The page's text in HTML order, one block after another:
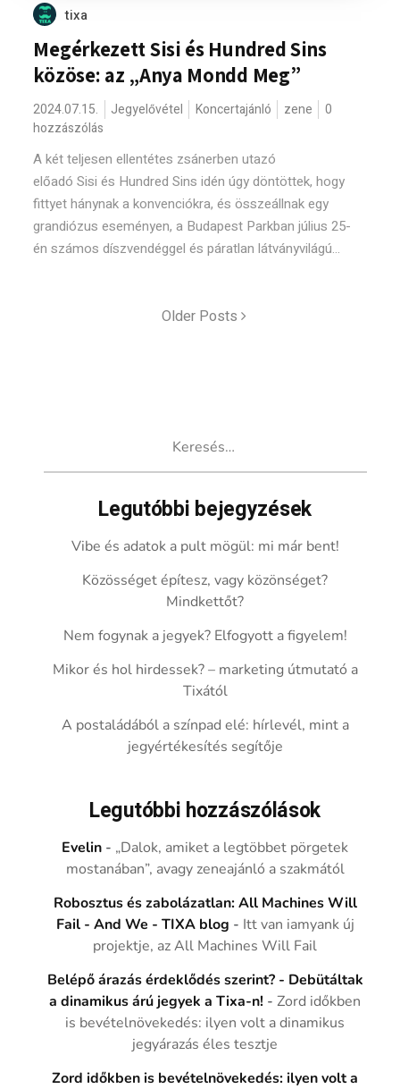
tixa
Megérkezett Sisi és Hundred Sins
közöse: az „Anya Mondd Meg”
2024.07.15. Jegyelővétel Koncertajánló zene
0
hozzászólás
A két teljesen ellentétes zsánerben utazó
előadó Sisi és Hundred Sins idén úgy döntöttek, hogy
fittyet hánynak a konvenciókra, és összeállnak egy
grandiózus eseményen, a Budapest Parkban július 25-
én számos díszvendéggel és páratlan látványvilágú...
Older Posts
Legutóbbi bejegyzések
Vibe és adatok a pult mögül: mi már bent!
Közösséget építesz, vagy közönséget?
Mindkettőt?
Nem fogynak a jegyek? Elfogyott a figyelem!
Mikor és hol hirdessek? – marketing útmutató a
Tixától
A postaládából a színpad elé: hírlevél, mint a
jegyértékesítés segítője
Legutóbbi hozzászólások
Evelin - „Dalok, amiket a legtöbbet pörgetek
mostanában”, avagy zeneajánló a szakmától
Robosztus és zabolázatlan: All Machines Will
Fail - And We - TIXA blog - Itt van iamyank új
projektje, az All Machines Will Fail
Belépő árazás érdeklődés szerint? - Debütáltak
a dinamikus árú jegyek a Tixa-n! -Zord időkben
is bevételnövekedés: ilyen volt a dinamikus
jegyárazás éles tesztje
Zord időkben is bevételnövekedés: ilyen volt a